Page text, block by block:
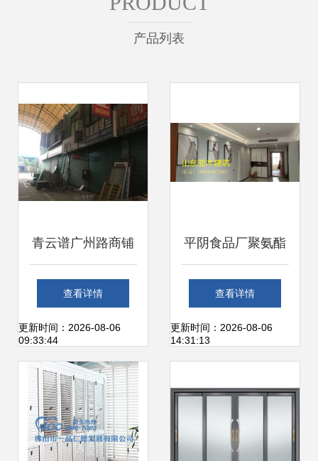
产品列表
青云谱广州路商铺
火热招租 抢占华东
建材装市场先机
查看详情
更新时间：2026-08-06
09:33:44
平阴食品厂聚氨酯
砂浆地坪 耐高温性
能与建筑建材的创
查看详情
更新时间：2026-08-06
14:31:13